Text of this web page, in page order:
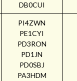
DB0CUI
PI4ZWN
PE1CYI
PD3RON
PD1JN
PD0SBJ
PA3HDM